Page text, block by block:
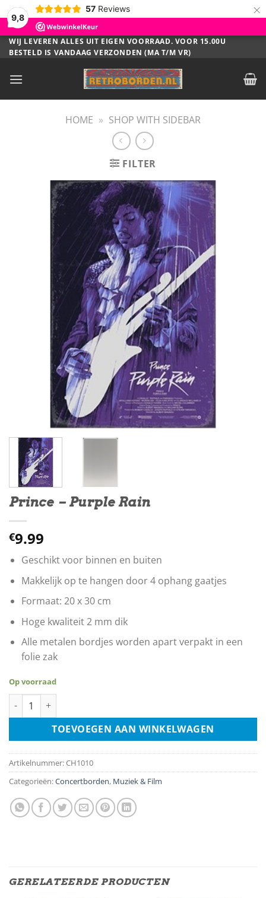
9,8
57 Reviews ×
Ga
naar
WIJ LEVEREN ALLES UIT EIGEN VOORRAAD. VOOR 15.00U
BESTELD IS VANDAAG VERZONDEN (MA T/M VR)
HOME » SHOP WITH SIDEBAR
FILTER
Prince – Purple Rain
€9.99
Geschikt voor binnen en buiten
Makkelijk op te hangen door 4 ophang gaatjes
Formaat: 20 x 30 cm
Hoge kwaliteit 2 mm dik
Alle metalen bordjes worden apart verpakt in een
folie zak
Op voorraad
Prince - Purple Rain aantal
TOEVOEGEN AAN WINKELWAGEN
Artikelnummer:CH1010
Categorieën:Concertborden, Muziek & Film
GERELATEERDE PRODUCTEN